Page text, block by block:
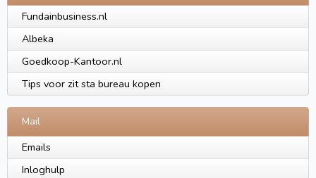
Fundainbusiness.nl
Albeka
Goedkoop-Kantoor.nl
Tips voor zit sta bureau kopen
Mail
Emails
Inloghulp